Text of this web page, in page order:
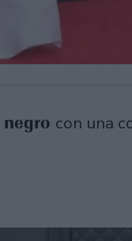
negro con una